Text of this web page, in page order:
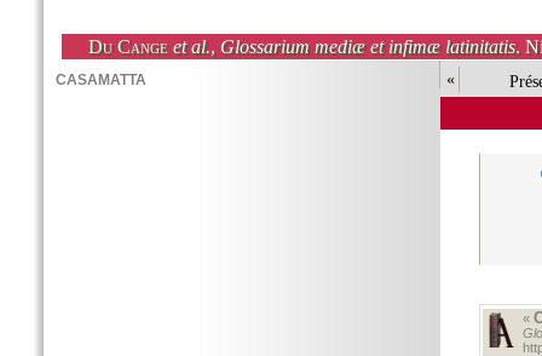
Du Cange et al., Glossarium mediæ et infimæ latinitatis.
«
«